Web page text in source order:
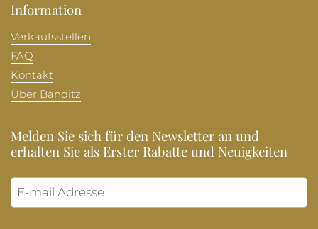
Information
Verkaufsstellen
FAQ
Kontakt
Über Banditz
Melden Sie sich für den Newsletter an und
erhalten Sie als Erster Rabatte und Neuigkeiten